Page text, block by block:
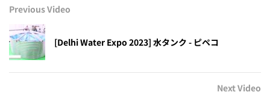
Previous Video
[Delhi Water Expo 2023] 水タンク - ピペコ
Next Video